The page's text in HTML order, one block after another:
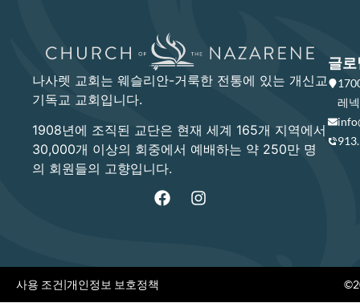
나사렛 교회는 웨슬리안-거룩한 전통에 있는 개신교
기독교 교회입니다.
1908년에 조직된 교단은 현재 세계 165개 지역에서
30,000개 이상의 회중에서 예배하는 약 250만 명
의 회원들의 고향입니다.
글로
레
사용 조건|개인정보 보호정책